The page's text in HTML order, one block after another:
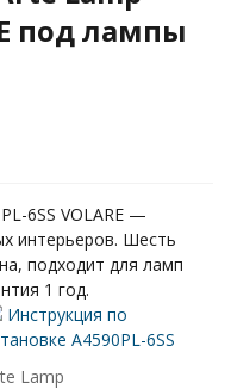
под лампы
6SS VOLARE —
интерьеров. Шесть
подходит для ламп
1 год.
Инструкция по
A4590PL-6SS
Lamp